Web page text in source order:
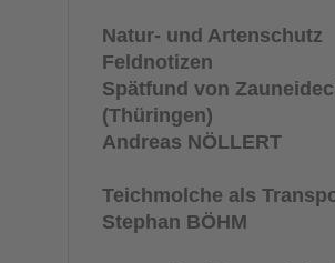
Natur- und Artenschutz
Feldnotizen
Spätfund von
(Thüringen)
Andreas NÖLLERT
Teichmolche als
Stephan BÖHM